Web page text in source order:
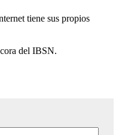
tiene sus propios
del IBSN.